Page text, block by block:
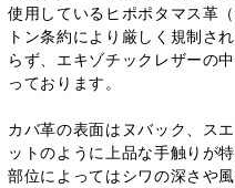
使用しているヒポポタマス革
トン条約により厳しく規制さ
らず、エキゾチックレザーの
っております。
カバ革の表面はヌバック、ス
ットのように上品な手触りが特
部位によってはシワの深さや